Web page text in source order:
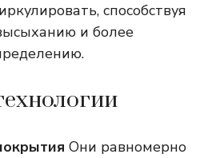
способствуя
и более
Они равномерно